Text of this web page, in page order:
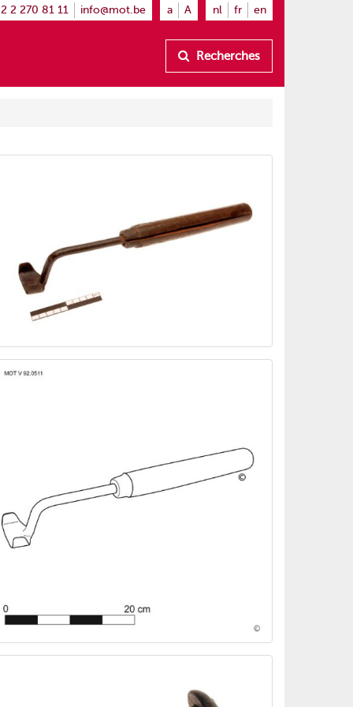
nl fr en
a A
2 270 81 11 info@mot.be
Recherches